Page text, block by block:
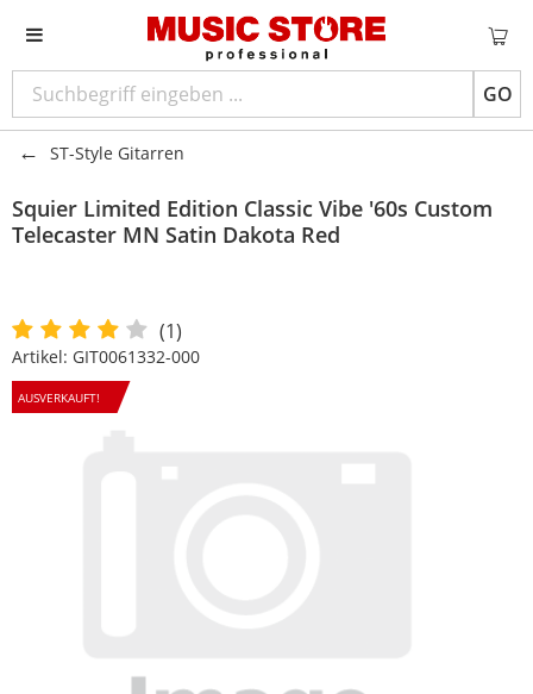
GO
ST-Style Gitarren
Squier Limited Edition Classic Vibe '60s Custom
Telecaster MN Satin Dakota Red
(1)
Artikel: GIT0061332-000
AUSVERKAUFT!